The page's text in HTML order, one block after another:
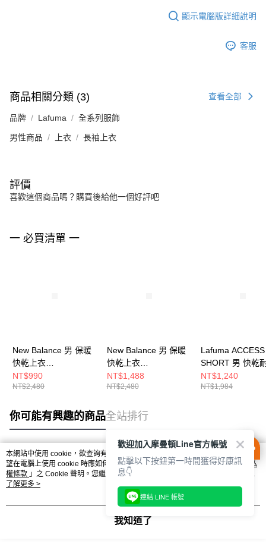
顯示電腦版詳細說明
客服
商品相關分類 (3) 查看全部
品牌 Lafuma 全系列服飾
男性商品 上衣 長袖上衣
評價
喜歡這個商品嗎？購買後給他一個好評吧
一 必買清單 一
New Balance 男 保暖
快乾上衣
MT43204AG-F
NT$990
NT$2,480
New Balance 男 保暖
快乾上衣
MT43204BK-F
NT$1,488
NT$2,480
Lafuma ACCESS
SHORT 男 快乾
褲
NT$1,240
NT$1,984
你可能有興趣的商品全站排行
熱門標籤
本網站中使用 cookie，欲查詢有關本網站使用 cookie 方式之詳情，及若您不希
望在電腦上使用 cookie 時應如何變更電腦的 cookie 設定，請參閱本網站「
隱私
權條款 」之 Cookie 聲明。您繼續使用本網站即表示您同意本公司得按本網站使
用條款之 Cookie 聲明使用 cookie。
了解更多 >
我知道了
歡迎加入摩曼頓Line官方帳號
點擊以下按鈕第一時間獲得好康訊
息👇
連結 LINE 帳號